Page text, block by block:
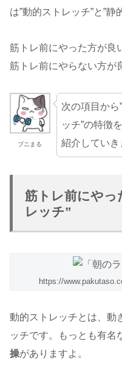
は”動的ストレッチ”と”静
筋トレ前にやった方が良
筋トレ前にやらない方が
プニまる
次の項目から
ッチ”の特徴を
紹介していき
筋トレ前にやっ
レッチ”
https://
動的ストレッチとは、動
ッチです。もっとも有名
操がありますよ。